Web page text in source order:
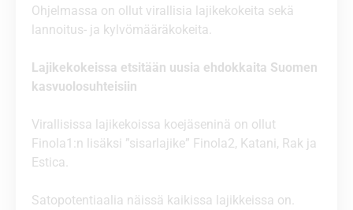
Ohjelmassa on ollut virallisia lajikekokeita sekä
lannoitus- ja kylvömääräkokeita.
Lajikekokeissa etsitään uusia ehdokkaita Suomen
kasvuolosuhteisiin
Virallisissa lajikekoissa koejäseninä on ollut
Finola1:n lisäksi ”sisarlajike” Finola2, Katani, Rak ja
Estica.
Satopotentiaalia näissä kaikissa lajikkeissa on.